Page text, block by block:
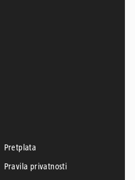
Pretplata
Pravila privatnosti